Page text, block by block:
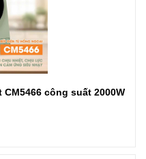
công suất 2000W